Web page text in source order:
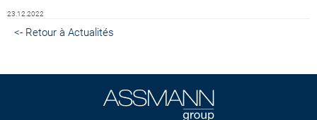
23.12.2022
<- Retour à Actualités